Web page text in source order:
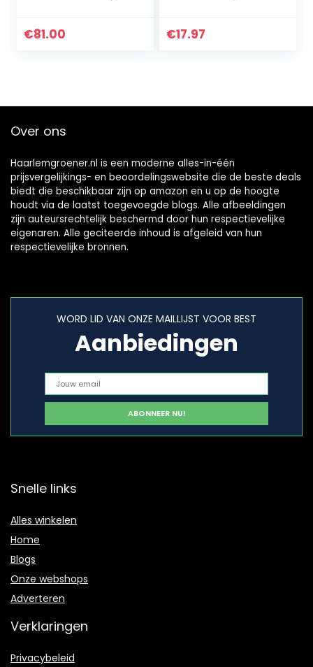
€81.00
anti-vorst planten
€17.97
Over ons
Haarlemgroener.nl is een moderne alles-in-één
prijsvergelijkings- en beoordelingswebsite die de beste deals
biedt die beschikbaar zijn op amazon en u op de hoogte
houdt via de laatst toegevoegde blogs. Alle afbeeldingen
zijn auteursrechtelijk beschermd door hun respectievelijke
eigenaren. Alle geciteerde inhoud is afgeleid van hun
respectievelijke bronnen.
WORD LID VAN ONZE MAILLIJST VOOR BEST
Aanbiedingen
Snelle links
Alles winkelen
Home
Blogs
Onze webshops
Adverteren
Verklaringen
Privacybeleid